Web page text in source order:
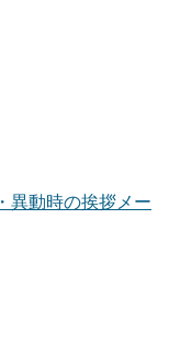
異動時の挨拶メー